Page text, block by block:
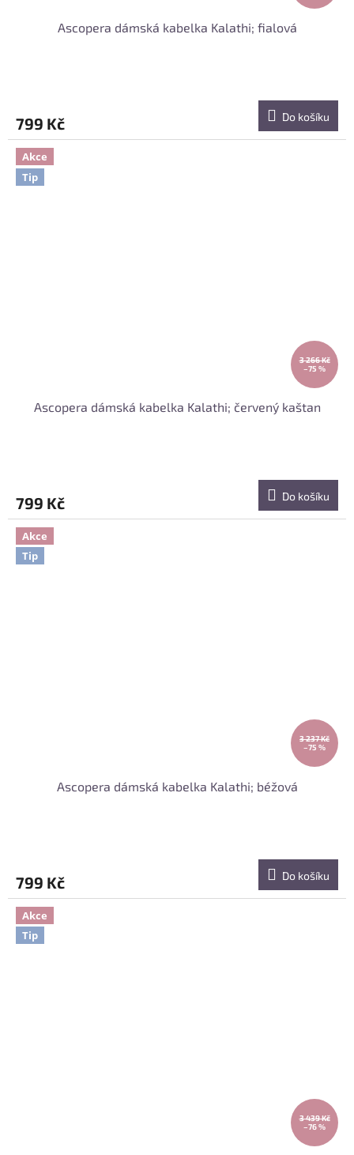
Ascopera dámská kabelka Kalathi; fialová
799 Kč Do košíku
Akce
Tip
3 266 Kč
–75 %
Ascopera dámská kabelka Kalathi; červený kaštan
799 Kč Do košíku
Akce
Tip
3 237 Kč
–75 %
Ascopera dámská kabelka Kalathi; béžová
799 Kč Do košíku
Akce
Tip
3 439 Kč
–76 %